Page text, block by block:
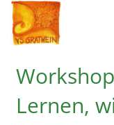
Lernen,